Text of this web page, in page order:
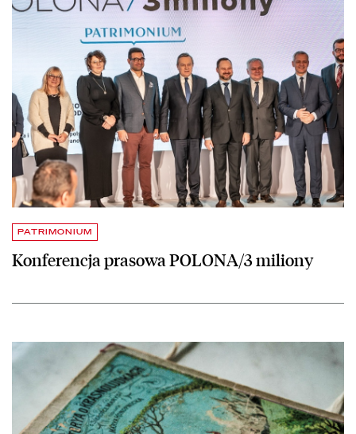
PATRIMONIUM
Konferencja prasowa POLONA/3 miliony
czytaj więcej o Jak ratowaliśmy krasnoludki i sierotkę Marysię